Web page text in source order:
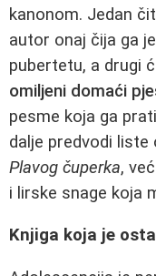
kanonom. Jedan
autor onaj čija ga
pubertetu, a drugi
omiljeni domaći
pesme koja ga
dalje predvodi liste
Plavog čuperka,
i lirske snage koja
Knjiga koja je